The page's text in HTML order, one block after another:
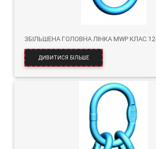
ЗБІЛЬШЕНА ГОЛОВНА ЛІНКА MWP КЛАС.12
ДИВИТИСЯ БІЛЬШЕ